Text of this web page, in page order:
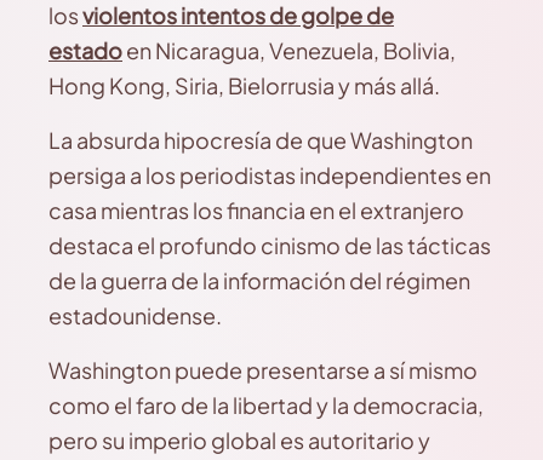
losviolentos intentos de golpe de
estadoen Nicaragua, Venezuela, Bolivia,
Hong Kong, Siria, Bielorrusia y más allá.
La absurda hipocresía de que Washington
persiga a los periodistas independientes en
casa mientras los financia en el extranjero
destaca el profundo cinismo de las tácticas
de la guerra de la información del régimen
estadounidense.
Washington puede presentarse a sí mismo
como el faro de la libertad y la democracia,
pero su imperio global es autoritario y